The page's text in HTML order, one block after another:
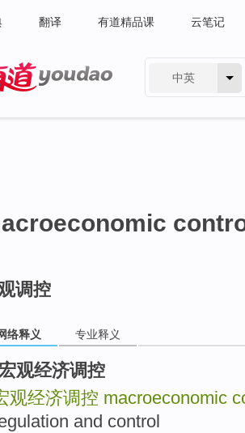
翻译 有道精品课 云笔记
中英
调控
络释义 专业释义
宏观经济调控
观经济调控 macroeconomic
and control